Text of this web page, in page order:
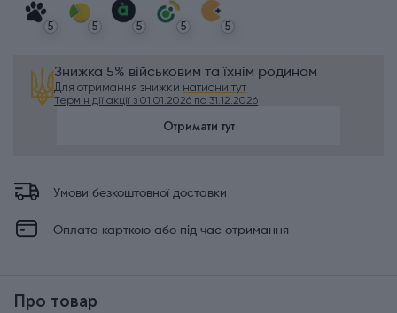
5 5 5 5 5
Знижка 5% військовим та їхнім родинам
Для отримання знижки натисни тут
Термін дії акції з 01.01.2026 по 31.12.2026
Отримати тут
Умови безкоштовної доставки
Оплата карткою або під час отримання
Про товар